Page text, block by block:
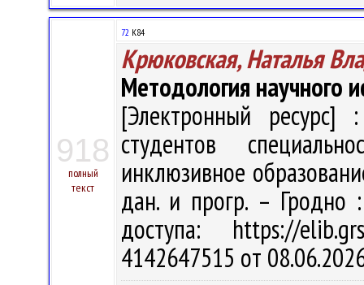
918
полный
текст
72 К84
Крюковская, Наталья
Методология научного
[Электронный ресурс]
студентов
инклюзивное
дан. и прогр. –
доступа: https://
4142647515 от